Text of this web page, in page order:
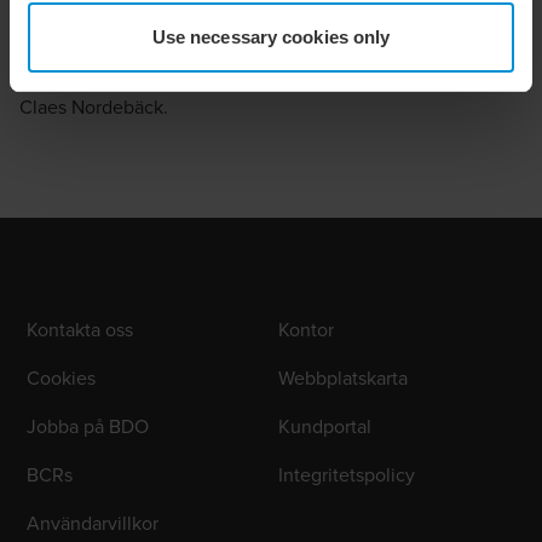
Use necessary cookies only
resultat i detta makroekonomiskt instabila läge, genererade
vi en mycket lyckad affär med många nöjda parter, säger
Claes Nordebäck.
Kontakta oss
Kontor
Cookies
Webbplatskarta
Jobba på BDO
Kundportal
BCRs
Integritetspolicy
Användarvillkor